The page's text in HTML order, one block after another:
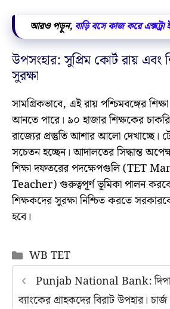
আরও পড়ুন, বাড়ি বসে কাজ করে
উপসংহার: সুপ্রিম কোর্ট রায় এবং
সুরক্ষা
সামগ্রিকভাবে, এই রায় পশ্চিমবঙ্গের
আনতে পারে। ৯০ হাজার শিক্ষকের
রাজ্যের প্রস্তুতি আশার আলো দেখাচ্ছে।
সচেতন হচ্ছেন। আদালতের সিদ্ধান্ত
শিক্ষা দফতরের পদক্ষেপগুলি (TET
Teacher) গুরুত্বপূর্ণ ভূমিকা পালন
শিক্ষকদের সুরক্ষা নিশ্চিত করতে
হবে।
Categories
WB TET
Punjab National Bank:
ব্যাংকের গ্রাহকদের বিরাট উপহার।